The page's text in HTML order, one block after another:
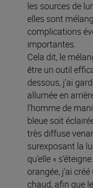
les sources de
elles sont
complications
importantes.
Cela dit, le
être un outil
dessous, j’ai
allumée en
l’homme de
bleue soit
très diffuse
surexposant la
qu’elle «
orangée, j’ai
chaud, afin que